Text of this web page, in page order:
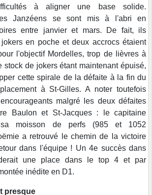
à aligner une base solide.
les Janzéens se sont mis à l'abri en
entre janvier et mars. De fait, ils
en poche et deux accrocs étaient
l'objectif Mordelles, trop de lièvres à
stock de jokers étant maintenant épuisé,
cette spirale de la défaite à la fin du
à St-Gilles. A noter toutefois
malgré les deux défaites
Baulon et St-Jacques : le capitaine
sa moisson de perfs (985 et 1052
a retrouvé le chemin de la victoire
dans l'équipe ! Un 4e succès dans
une place dans le top 4 et par
inédite en D1.
presque